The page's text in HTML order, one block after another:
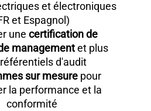
et électroniques
et Espagnol)
une certification de
managementet plus
d'audit
sur mesure pour
la performance et la
conformité